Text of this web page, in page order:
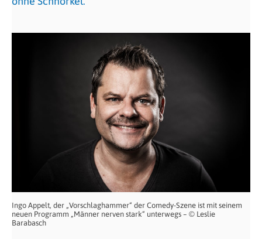
Ingo Appelt, der „Vorschlaghammer“ der Comedy-Szene ist mit seinem
neuen Programm „Männer nerven stark“ unterwegs – © Leslie
Barabasch